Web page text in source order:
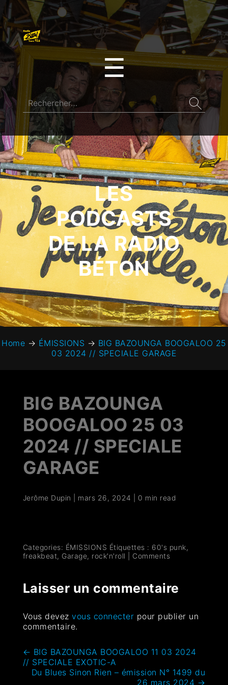
☰
LES
PODCASTS
DE LA RADIO
BÉTON
Home → ÉMISSIONS → BIG BAZOUNGA BOOGALOO 25
03 2024 // SPECIALE GARAGE
BIG BAZOUNGA
BOOGALOO 25 03
2024 // SPECIALE
GARAGE
Jerôme Dupin mars 26, 2024 0 min read
Categories: ÉMISSIONS Étiquettes : 60's punk,
freakbeat, Garage, rock'n'roll Comments
Laisser un commentaire
Vous devezvous connecter pour publier un
commentaire.
← BIG BAZOUNGA BOOGALOO 11 03 2024
// SPECIALE EXOTIC-A
Du Blues Sinon Rien – émission N° 1499 du
26 mars 2024 →